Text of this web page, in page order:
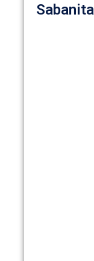
Sabanita